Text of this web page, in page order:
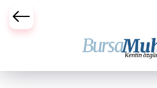
Büyükşehir Darbesi